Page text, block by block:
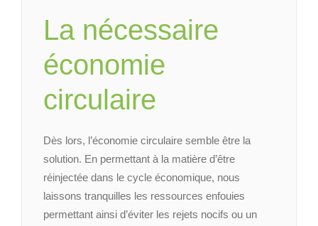
La nécessaire
économie
circulaire
Dès lors, l’économie circulaire semble être la
solution. En permettant à la matière d’être
réinjectée dans le cycle économique, nous
laissons tranquilles les ressources enfouies
permettant ainsi d’éviter les rejets nocifs ou un